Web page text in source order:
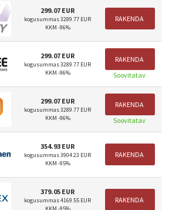
299.07 EUR
kogusummas 3289.77 EUR
KKM -96%
RAKENDA
299.07 EUR
kogusummas 3289.77 EUR
KKM -96%
RAKENDA
Soovitatav
299.07 EUR
kogusummas 3289.77 EUR
KKM -96%
RAKENDA
Soovitatav
354.93 EUR
kogusummas 3904.23 EUR
KKM -95%
RAKENDA
379.05 EUR
kogusummas 4169.55 EUR
RAKENDA